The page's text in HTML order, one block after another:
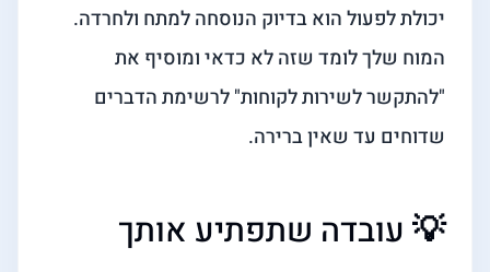
יכולת לפעול הוא בדיוק הנוסחה למתח ולחרדה.
המוח שלך לומד שזה לא כדאי ומוסיף את
"להתקשר לשירות לקוחות" לרשימת הדברים
שדוחים עד שאין ברירה.
💡 עובדה שתפתיע אותך